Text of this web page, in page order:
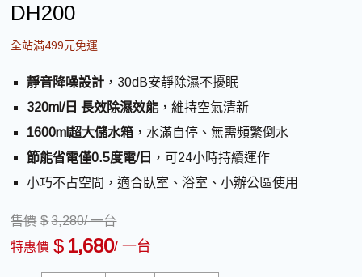
DH200
全站滿499元免運
靜音降噪設計 ，30dB安靜除濕不擾眠
320ml/日 長效除濕效能 ，維持空氣清新
1600ml超大儲水箱 ，水滿自停、無需頻繁倒水
節能省電僅0.5度電/日 ，可24小時持續運作
小巧不占空間，適合臥室、浴室、小辦公區使用
售價 $3,280/ 一台
特惠價 $ 1,680/ 一台